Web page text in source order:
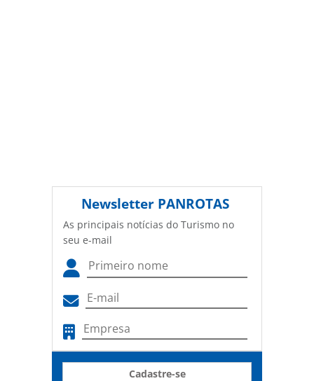
Newsletter PANROTAS
As principais notícias do Turismo no
seu e-mail
Cadastre-se